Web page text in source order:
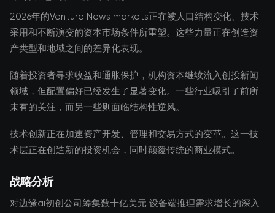
2026年的Venture News markets正在被人口结构变化、技术
采用和不断演变的资本市场条件所重塑。这些力量正在创造资
产类型和地域之间的差异化表现。
随着投资者寻求收益和通胀保护，机构资本继续流入创投新闻
领域，但配置偏好已经发生了显著变化。一些行业吸引了前所
未有的关注，而另一些则面临结构性逆风。
技术创新正在加速资产开发、管理和交易方式的变革。这一技
术层正在创造新的投资机会，同时颠覆传统的商业模式。
战略分析
对边缘ai初创公司筹集数十亿美元 设备端推理需求增长的深入